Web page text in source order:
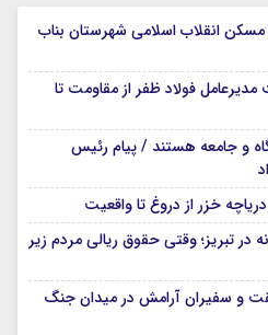
انقلاب اسلامی شهرستان بناب
فولاد ظفر از مقاومت تا
و جامعه هستند / پیام رئیس
خزر از دروغ تا واقعیت
در تبریز؛ وقتی حقوق ریالی مردم زیر
و سفیران آرامش در میدان جنگ